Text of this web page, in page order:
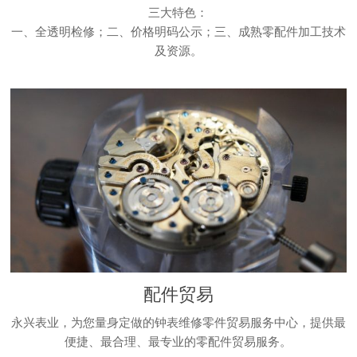
三大特色：
一、全透明检修；二、价格明码公示；三、成熟零配件加工技术
及资源。
配件贸易
永兴表业，为您量身定做的钟表维修零件贸易服务中心，提供最
便捷、最合理、最专业的零配件贸易服务。